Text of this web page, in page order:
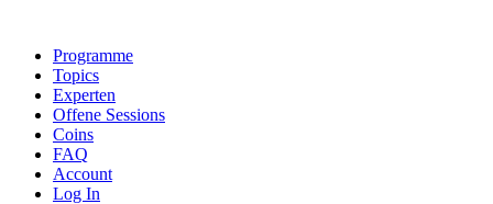
contentProgramme
Topics
Experten
Offene Sessions
Coins
FAQ
Account
Log In